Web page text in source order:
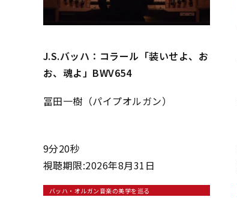
J.S.バッハ：コラール「装いせよ、お
お、魂よ」BWV654
冨田一樹（パイプオルガン）
9分20秒
視聴期限:2026年8月31日
バッハ・オルガン音楽の美学を巡る